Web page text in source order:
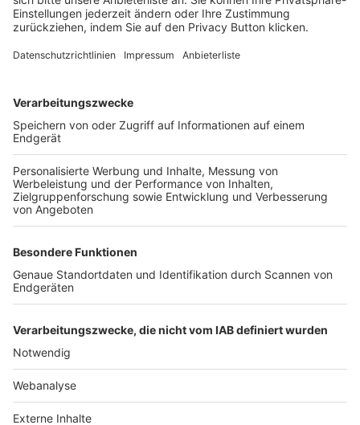
FOLGE DEM BFV
TOP-VEREINE
TOP-PARTNER
Nutzungsbedingungen Datenschutz Impressum